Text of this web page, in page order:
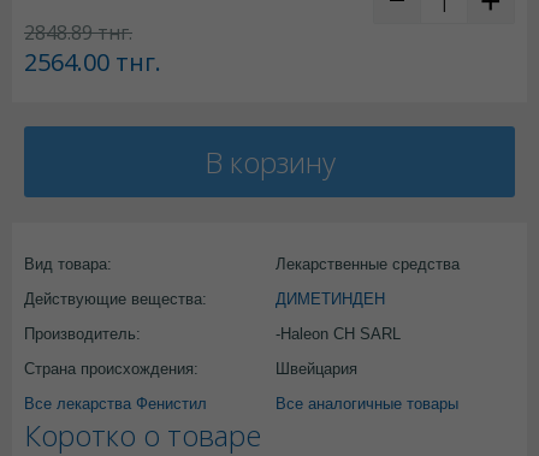
2848.89тнг.
2564.00 тнг.
В корзину
Вид товара:
Лекарственные средства
Действующие вещества:
ДИМЕТИНДЕН
Производитель:
-Haleon CH SARL
Страна происхождения:
Швейцария
Все лекарства Фенистил
Все аналогичные товары
Коротко о товаре